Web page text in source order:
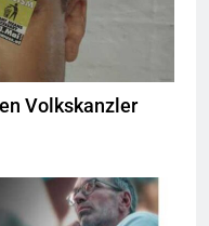
Volkskanzler
screenshot © Kontrast